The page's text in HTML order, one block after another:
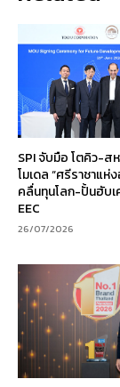
SPI จับมือ โตคิว-ส
โมเดล “ศรีราชาแห่
คลื่นทุนโลก-ปั้นฮับเ
EEC
26/07/2026